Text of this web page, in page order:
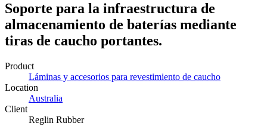
Soporte para la infraestructura de
almacenamiento de baterías mediante
tiras de caucho portantes.
Product
Láminas y accesorios para revestimiento de caucho
Location
Australia
Client
Reglin Rubber